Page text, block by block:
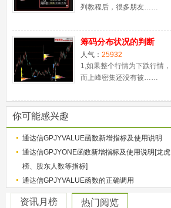
列教程后，很多朋友……
筹码分布状况的判断
人气： 25932
1,如果整个行情为下跌行情，
而上峰密集还没有被……
你可能感兴趣
通达信GPJYVALUE函数新增指标及使用说明
通达信GPJYONE函数新增指标及使用说明[龙虎
榜、股东人数等指标]
通达信GPJYVALUE函数的正确调用
资讯月榜 热门阅览